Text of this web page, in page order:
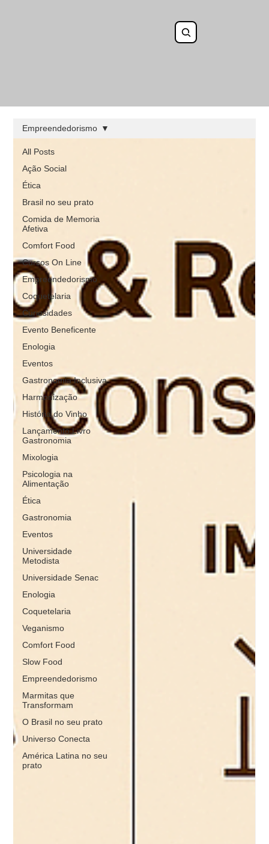
All Posts
Ação Social
Ética
Brasil no seu prato
Comida de Memoria
Afetiva
Comfort Food
Cursos On Line
Empreendedorismo
Coquetelaria
Curiosidades
Evento Beneficente
Enologia
Eventos
Gastronomia Inclusiva
Harmonização
História do Vinho
Lançamento Livro
Gastronomia
Mixologia
Psicologia na
Alimentação
Ética
Gastronomia
Eventos
Universidade
Metodista
Universidade Senac
Enologia
Coquetelaria
Veganismo
Comfort Food
Slow Food
Empreendedorismo
Marmitas que
Transformam
O Brasil no seu prato
Universo Conecta
América Latina no seu
prato
Empreendedorismo